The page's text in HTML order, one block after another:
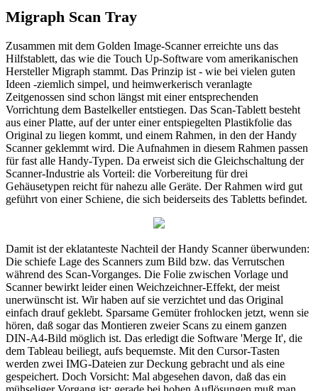
Migraph Scan Tray
Zusammen mit dem Golden Image-Scanner erreichte uns das
Hilfstablett, das wie die Touch Up-Software vom amerikanischen
Hersteller Migraph stammt. Das Prinzip ist - wie bei vielen guten
Ideen -ziemlich simpel, und heimwerkerisch veranlagte
Zeitgenossen sind schon längst mit einer entsprechenden
Vorrichtung dem Bastelkeller entstiegen. Das Scan-Tablett besteht
aus einer Platte, auf der unter einer entspiegelten Plastikfolie das
Original zu liegen kommt, und einem Rahmen, in den der Handy
Scanner geklemmt wird. Die Aufnahmen in diesem Rahmen passen
für fast alle Handy-Typen. Da erweist sich die Gleichschaltung der
Scanner-Industrie als Vorteil: die Vorbereitung für drei
Gehäusetypen reicht für nahezu alle Geräte. Der Rahmen wird gut
geführt von einer Schiene, die sich beiderseits des Tabletts befindet.
Damit ist der eklatanteste Nachteil der Handy Scanner überwunden:
Die schiefe Lage des Scanners zum Bild bzw. das Verrutschen
während des Scan-Vorganges. Die Folie zwischen Vorlage und
Scanner bewirkt leider einen Weichzeichner-Effekt, der meist
unerwünscht ist. Wir haben auf sie verzichtet und das Original
einfach drauf geklebt. Sparsame Gemüter frohlocken jetzt, wenn sie
hören, daß sogar das Montieren zweier Scans zu einem ganzen
DIN-A4-Bild möglich ist. Das erledigt die Software 'Merge It', die
dem Tableau beiliegt, aufs bequemste. Mit den Cursor-Tasten
werden zwei IMG-Dateien zur Deckung gebracht und als eine
gespeichert. Doch Vorsicht: Mal abgesehen davon, daß das ein